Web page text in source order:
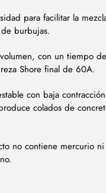
para facilitar la
burbujas.
con un tiempo de
Shore final de 60A.
con baja
colados de
no contiene mercurio